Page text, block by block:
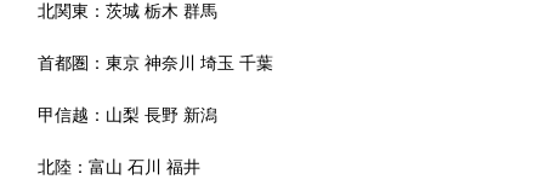
北関東：茨城 栃木 群馬
首都圏：東京 神奈川 埼玉 千葉
甲信越： 山梨 長野 新潟
北陸：富山 石川 福井